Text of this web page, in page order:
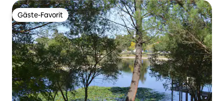
Gäste-Favorit
Gäste-Favorit